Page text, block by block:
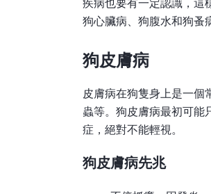
疾病也要有一定認識，這
狗心臟病、狗腹水和狗蚤
狗皮膚病
皮膚病在狗隻身上是一個
蟲等。狗皮膚病最初可能
症，絕對不能輕視。
狗皮膚病先兆